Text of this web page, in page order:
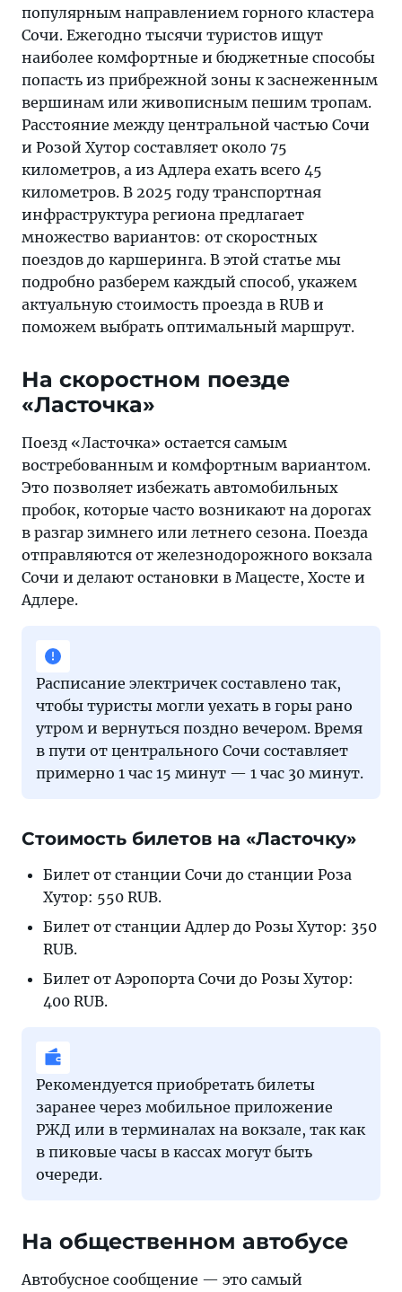
популярным направлением горного кластера
Сочи. Ежегодно тысячи туристов ищут
наиболее комфортные и бюджетные способы
попасть из прибрежной зоны к заснеженным
вершинам или живописным пешим тропам.
Расстояние между центральной частью Сочи
и Розой Хутор составляет около 75
километров, а из Адлера ехать всего 45
километров. В 2025 году транспортная
инфраструктура региона предлагает
множество вариантов: от скоростных
поездов до каршеринга. В этой статье мы
подробно разберем каждый способ, укажем
актуальную стоимость проезда в RUB и
поможем выбрать оптимальный маршрут.
На скоростном поезде
«Ласточка»
Поезд «Ласточка» остается самым
востребованным и комфортным вариантом.
Это позволяет избежать автомобильных
пробок, которые часто возникают на дорогах
в разгар зимнего или летнего сезона. Поезда
отправляются от железнодорожного вокзала
Сочи и делают остановки в Мацесте, Хосте и
Адлере.
Расписание электричек составлено так,
чтобы туристы могли уехать в горы рано
утром и вернуться поздно вечером. Время
в пути от центрального Сочи составляет
примерно 1 час 15 минут — 1 час 30 минут.
Стоимость билетов на «Ласточку»
Билет от станции Сочи до станции Роза
Хутор: 550 RUB.
Билет от станции Адлер до Розы Хутор: 350
RUB.
Билет от Аэропорта Сочи до Розы Хутор:
400 RUB.
Рекомендуется приобретать билеты
заранее через мобильное приложение
РЖД или в терминалах на вокзале, так как
в пиковые часы в кассах могут быть
очереди.
На общественном автобусе
Автобусное сообщение — это самый